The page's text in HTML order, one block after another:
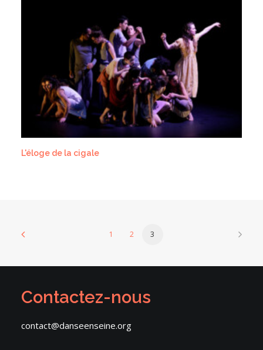
L'éloge de la cigale
1 2 3
Contactez-nous
contact@danseenseine.org